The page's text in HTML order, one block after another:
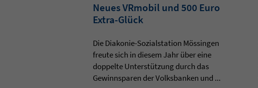
Neues VRmobil und 500 Euro
Extra-Glück
Die Diakonie-Sozialstation Mössingen
freute sich in diesem Jahr über eine
doppelte Unterstützung durch das
Gewinnsparen der Volksbanken und ...